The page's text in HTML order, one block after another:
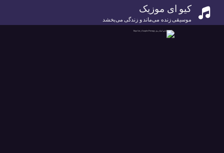
کیو ای موزیک
موسیقی زنده می‌ماند و زندگی می‌بخشد